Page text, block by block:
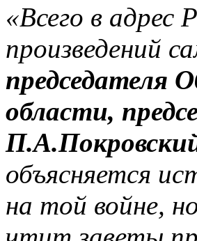
«Всего в адрес
произведений
председателя
области,
объясняется
на той войне,